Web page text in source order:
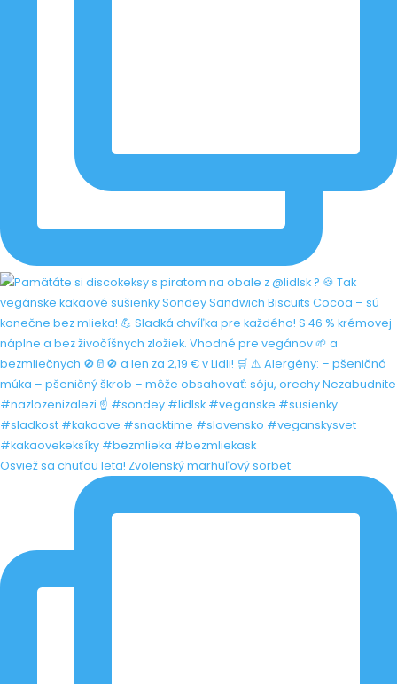
Osviež sa chuťou leta! Zvolenský marhuľový sorbet